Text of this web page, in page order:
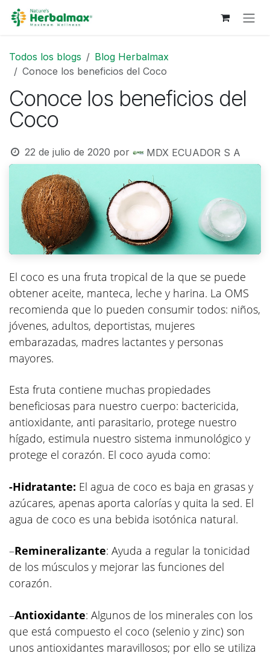
Ir al contenido
Todos los blogs
Blog Herbalmax
Conoce los beneficios del Coco
Conoce los beneficios del
Coco
22 de julio de 2020 por MDX ECUADOR S A
El coco es una fruta tropical de la que se puede
obtener aceite, manteca, leche y harina. La OMS
recomienda que lo pueden consumir todos: niños,
jóvenes, adultos, deportistas, mujeres
embarazadas, madres lactantes y personas
mayores.
Esta fruta contiene muchas propiedades
beneficiosas para nuestro cuerpo: bactericida,
antioxidante, anti parasitario, protege nuestro
hígado, estimula nuestro sistema inmunológico y
protege el corazón. El coco ayuda como:
-Hidratante: El agua de coco es baja en grasas y
azúcares, apenas aporta calorías y quita la sed. El
agua de coco es una bebida isotónica natural.
–Remineralizante: Ayuda a regular la tonicidad
de los músculos y mejorar las funciones del
corazón.
–Antioxidante: Algunos de los minerales con los
que está compuesto el coco (selenio y zinc) son
unos antioxidantes maravillosos; por ello se utiliza